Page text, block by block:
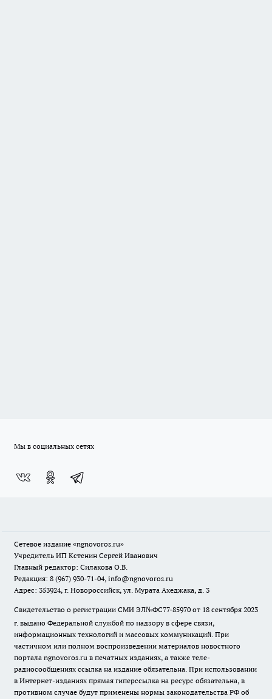
Мы в социальных сетях
Сетевое издание «ngnovoros.ru»
Учредитель ИП Кстенин Сергей Иванович
Главный редактор: Силакова О.В.
Редакция: 8 (967) 930-71-04, info@ngnovoros.ru
Адрес: 353924, г. Новороссийск, ул. Мурата Ахеджака, д. 3
Свидетельство о регистрации СМИ ЭЛ№ФС77-85970 от 18 сентября 2023
г. выдано Федеральной службой по надзору в сфере связи,
информационных технологий и массовых коммуникаций. При
частичном или полном воспроизведении материалов новостного
портала ngnovoros.ru в печатных изданиях, а также теле-
радиосообщениях ссылка на издание обязательна. При использовании
в Интернет-изданиях прямая гиперссылка на ресурс обязательна, в
противном случае будут применены нормы законодательства РФ об